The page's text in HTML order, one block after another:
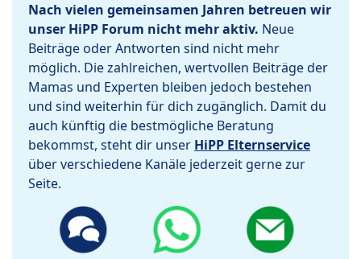
Nach vielen gemeinsamen Jahren betreuen wir
unser HiPP Forum nicht mehr aktiv. Neue
Beiträge oder Antworten sind nicht mehr
möglich. Die zahlreichen, wertvollen Beiträge der
Mamas und Experten bleiben jedoch bestehen
und sind weiterhin für dich zugänglich. Damit du
auch künftig die bestmögliche Beratung
bekommst, steht dir unser HiPP Elternservice
über verschiedene Kanäle jederzeit gerne zur
Seite.